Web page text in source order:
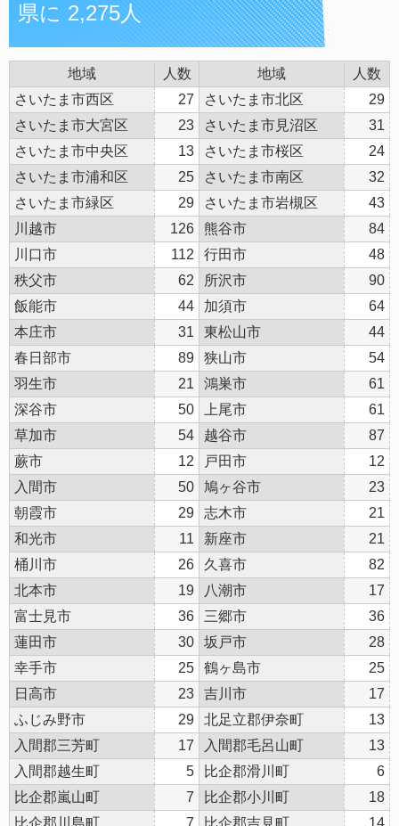
県に 2,275人
地域 人数 地域
人数
さいたま市西区
27 さいたま市北区
29
さいたま市大宮区
23 さいたま市見沼区
31
さいたま市中央区
13 さいたま市桜区
24
さいたま市浦和区
25 さいたま市南区
32
さいたま市緑区
29 さいたま市岩槻区
43
川越市
126 熊谷市
84
川口市
112 行田市
48
秩父市
62 所沢市
90
飯能市
44 加須市
64
本庄市
31 東松山市
44
春日部市
89 狭山市
54
羽生市
21 鴻巣市
61
深谷市
50 上尾市
61
草加市
54 越谷市
87
蕨市
12 戸田市
12
入間市
50 鳩ヶ谷市
23
朝霞市
29 志木市
21
和光市
11 新座市
21
桶川市
26 久喜市
82
北本市
19 八潮市
17
富士見市
36 三郷市
36
蓮田市
30 坂戸市
28
幸手市
25 鶴ヶ島市
25
日高市
23 吉川市
17
ふじみ野市
29 北足立郡伊奈町
13
入間郡三芳町
17 入間郡毛呂山町
13
入間郡越生町
5 比企郡滑川町
6
比企郡嵐山町
7 比企郡小川町
18
比企郡川島町
7 比企郡吉見町 14